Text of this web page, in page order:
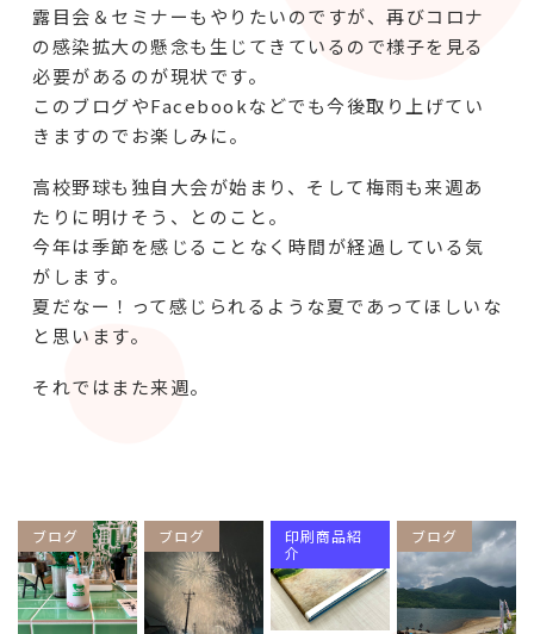
露目会＆セミナーもやりたいのですが、再びコロナ
の感染拡大の懸念も生じてきているので様子を見る
必要があるのが現状です。
このブログやFacebookなどでも今後取り上げてい
きますのでお楽しみに。
高校野球も独自大会が始まり、そして梅雨も来週あ
たりに明けそう、とのこと。
今年は季節を感じることなく時間が経過している気
がします。
夏だなー！って感じられるような夏であってほしいな
と思います。
それではまた来週。
ブログ ブログ
印刷商品紹
介
ブログ